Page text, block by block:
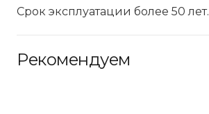
Срок эксплуатации более 50 лет.
Рекомендуем